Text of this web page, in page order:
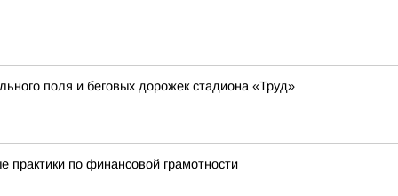
поля и беговых дорожек стадиона «Труд»
практики по финансовой грамотности